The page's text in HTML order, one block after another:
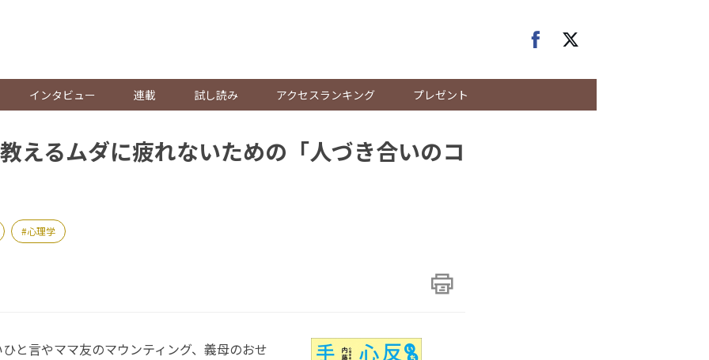
インタビュー 連載 試し読み アクセスランキング プレゼント
えるムダに疲れないための「人づき合いのコ
心理学
と言やママ友のマウンティング、義母のおせ